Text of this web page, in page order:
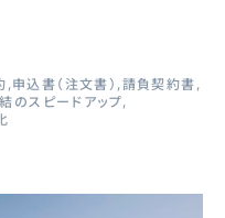
申込書（注文書） 請負契約書
のスピードアップ